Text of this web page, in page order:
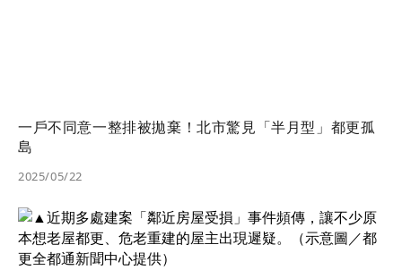
一戶不同意一整排被拋棄！北市驚見「半月型」都更孤
島
2025/05/22